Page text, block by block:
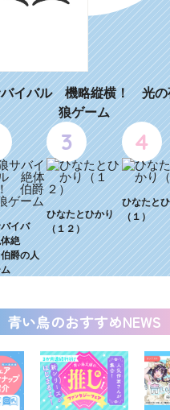
バイバル 機略縦横！ 光の
狼ゲーム
イバ
絶
爵の人
3
ひなたとひかり
（１２）
4
ひなたと
（１）
青い鳥のおすすめNEWS